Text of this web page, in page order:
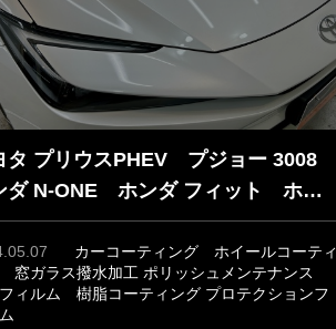
タ プリウスPHEV プジョー 3008
ダ N-ONE ホンダ フィット ホン
WGN ガラスコーティング 窓ガ
撥水加工 ホイールコーティング
テクションフィルム カーフィルム
カーコーティング
ホイールコーティ
窓ガラス撥水加工 ポリッシュメンテナンス
ィルム
樹脂コーティング プロテクションフ